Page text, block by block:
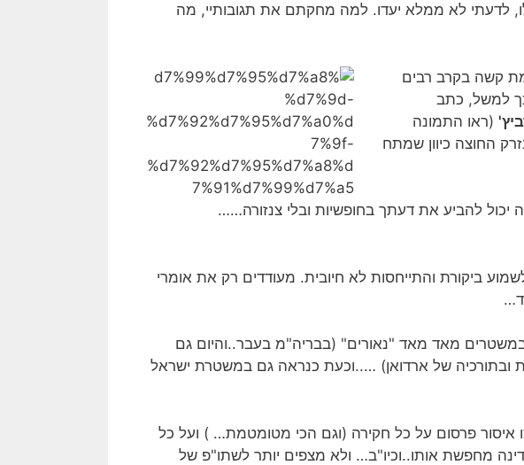
לדעתי לא ממלא יעדו. למה מחקתם את תגובותיי, מה
קשה בקרב רבים
למשל, כתב
(ראו התמונה
החוצה כיוון שמתח
להביע את דעתך בחופשיות ובלי צנזורה……
ביקורת והתייחסות לא חיובית. מעודדים רק את אומרי
מאד מאד "נאורים" (בבריה"מ בעבר..והיום גם
ובתורכיה של ארדואן) …..וכעת כנראה גם במשטרת ישראל
איסור פרסום על כל חקירה (וגם הכי מטומטמת… ) ועל כל
מחפשת אותו..וכיו"ב… ולא מצפים יותר לשתו"פ של